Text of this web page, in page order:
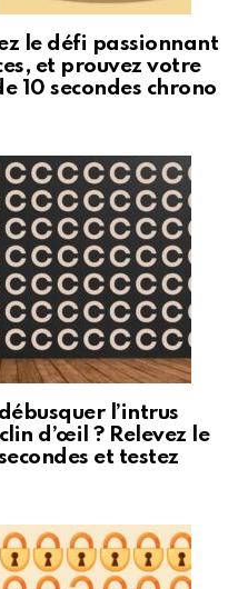
le défi passionnant
et prouvez votre
10 secondes chrono
l’intrus
d’œil ? Relevez le
et testez